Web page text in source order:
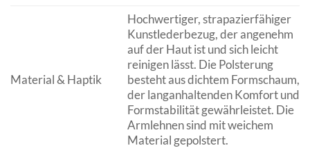
Material & Haptik
Hochwertiger, strapazierfähiger
Kunstlederbezug, der angenehm
auf der Haut ist und sich leicht
reinigen lässt. Die Polsterung
besteht aus dichtem Formschaum,
der langanhaltenden Komfort und
Formstabilität gewährleistet. Die
Armlehnen sind mit weichem
Material gepolstert.